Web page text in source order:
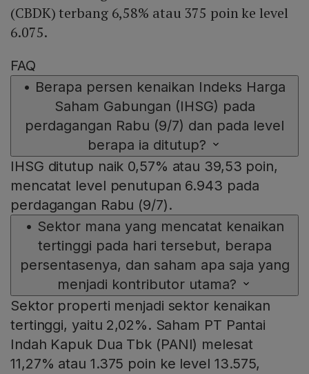
(CBDK) terbang 6,58% atau 375 poin ke level
6.075.
FAQ
• Berapa persen kenaikan Indeks Harga
Saham Gabungan (IHSG) pada
perdagangan Rabu (9/7) dan pada level
berapa ia ditutup?
IHSG ditutup naik 0,57% atau 39,53 poin,
mencatat level penutupan 6.943 pada
perdagangan Rabu (9/7).
• Sektor mana yang mencatat kenaikan
tertinggi pada hari tersebut, berapa
persentasenya, dan saham apa saja yang
menjadi kontributor utama?
Sektor properti menjadi sektor kenaikan
tertinggi, yaitu 2,02%. Saham PT Pantai
Indah Kapuk Dua Tbk (PANI) melesat
11,27% atau 1.375 poin ke level 13.575,